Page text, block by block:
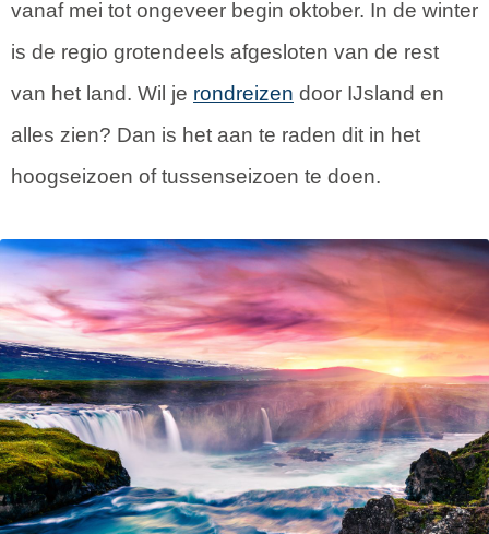
vanaf mei tot ongeveer begin oktober. In de winter
is de regio grotendeels afgesloten van de rest
van het land. Wil je rondreizen door IJsland en
alles zien? Dan is het aan te raden dit in het
hoogseizoen of tussenseizoen te doen.